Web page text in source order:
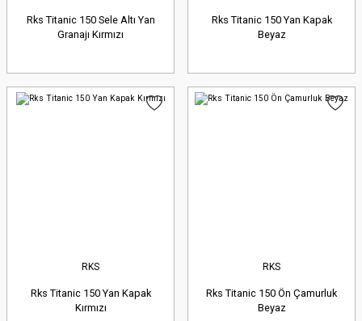
Rks Titanic 150 Sele Altı Yan
Granajı Kırmızı
Rks Titanic 150 Yan Kapak
Beyaz
RKS
Rks Titanic 150 Yan Kapak
Kırmızı
RKS
Rks Titanic 150 Ön Çamurluk
Beyaz